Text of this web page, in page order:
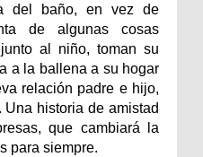
del baño, en vez de
de algunas cosas
al niño, toman su
a la ballena a su hogar
relación padre e hijo,
historia de amistad
que cambiará la
para siempre.